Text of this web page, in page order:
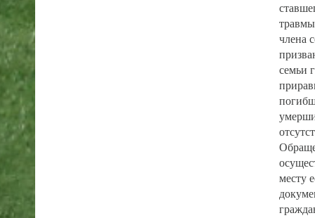
члена
семьи
месту